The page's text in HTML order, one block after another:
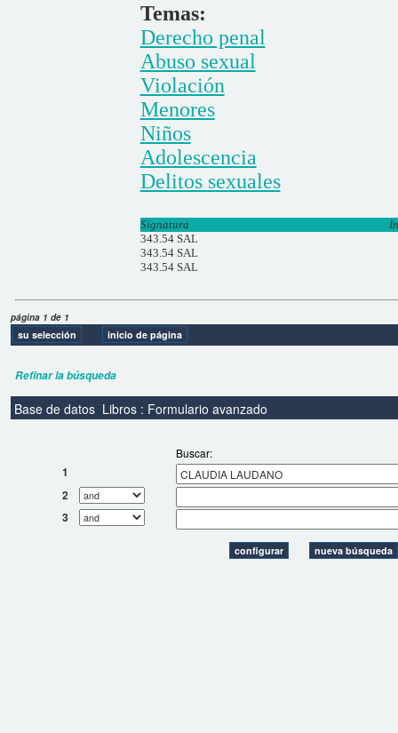
Temas:
Derecho penal
Abuso sexual
Violación
Menores
Niños
Adolescencia
Delitos sexuales
Signatura
343.54 SAL
343.54 SAL
343.54 SAL
página 1 de 1
Refinar la búsqueda
Base de datos Libros : Formulario avanzado
Buscar:
1
2
3